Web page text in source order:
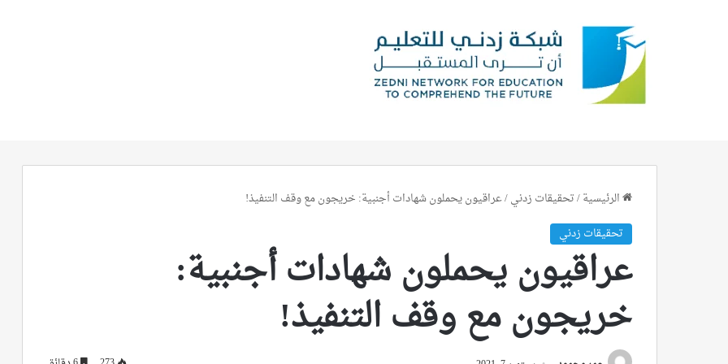
الرئيسية/تحقيقات زدني/عراقيون يحملون شهادات أجنبية: خريجون مع وقف التنفيذ!
تحقيقات زدني
عراقيون يحملون شهادات أجنبية:
خريجون مع وقف التنفيذ!